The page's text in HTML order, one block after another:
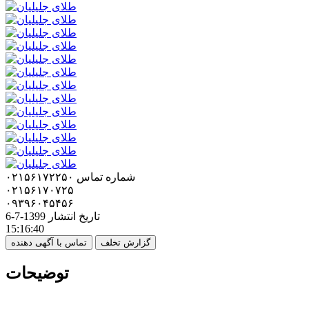
شماره تماس ۰۲۱۵۶۱۷۲۲۵۰
۰۲۱۵۶۱۷۰۷۲۵
۰۹۳۹۶۰۴۵۴۵۶
تاریخ انتشار 1399-7-6
15:16:40
تماس با آگهی دهنده گزارش تخلف
توضیحات